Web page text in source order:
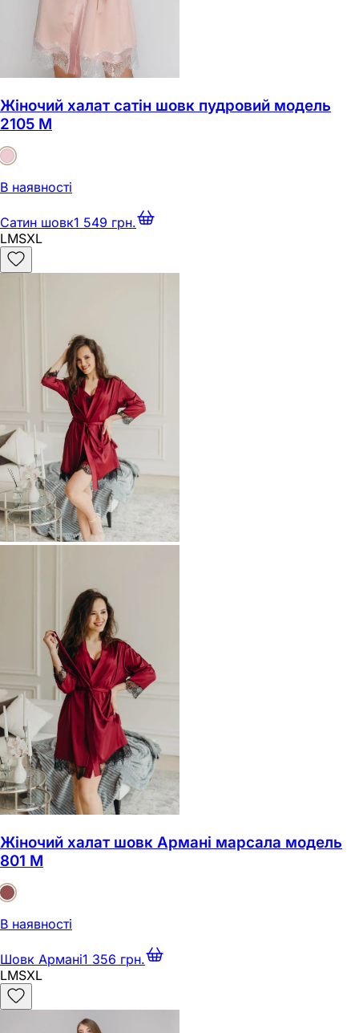
Жіночий халат сатін шовк пудровий модель
2105 M
В наявності
Сатин шовк1 549 грн.
LMSXL
Жіночий халат шовк Армані марсала модель
801 M
В наявності
Шовк Армані1 356 грн.
LMSXL